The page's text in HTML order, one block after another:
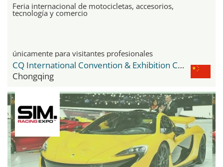
Feria internacional de motocicletas, accesorios,
tecnología y comercio
únicamente para visitantes profesionales
CQ International Convention & Exhibition Center
Chongqing